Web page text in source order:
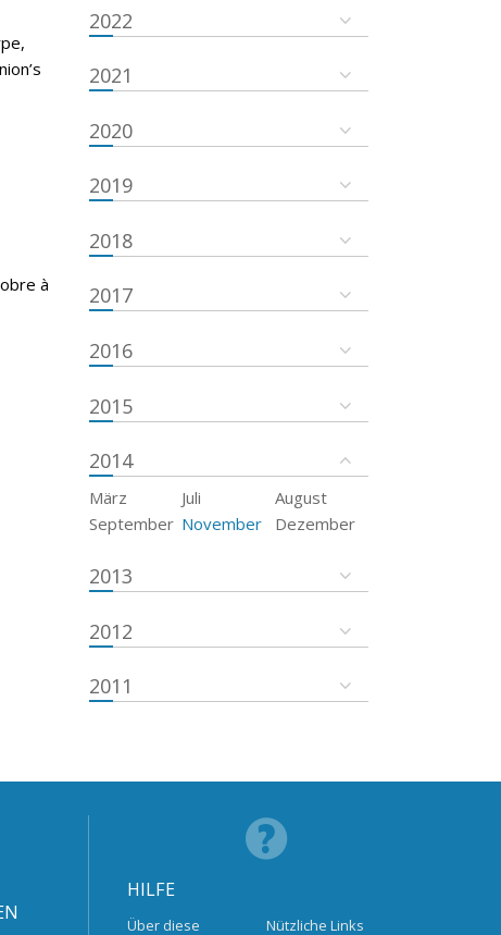
à
2022
2021
2020
2019
2018
2017
2016
2015
2014
März Juli
August
September November Dezember
2013
2012
2011
HILFE
Über diese Nützliche Links